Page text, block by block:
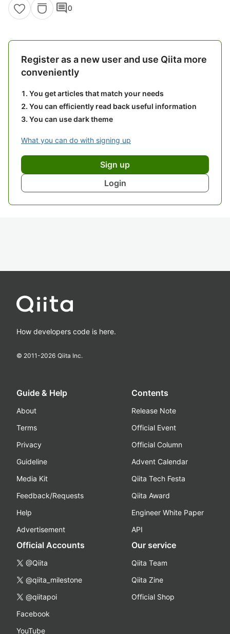
comment0
Register as a new user and use Qiita more
conveniently
You get articles that match your needs
You can efficiently read back useful information
You can use dark theme
What you can do with signing up
Sign up
Login
How developers code is here.
© 2011-2026 Qiita Inc.
Guide & Help
About
Terms
Privacy
Guideline
Media Kit
Feedback/Requests
Help
Advertisement
Contents
Release Note
Official Event
Official Column
Advent Calendar
Qiita Tech Festa
Qiita Award
Engineer White Paper
API
Official Accounts
@Qiita
@qiita_milestone
@qiitapoi
Facebook
YouTube
Our service
Qiita Team
Qiita Zine
Official Shop